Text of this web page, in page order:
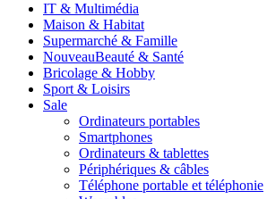
IT & Multimédia
Maison & Habitat
Supermarché & Famille
NouveauBeauté & Santé
Bricolage & Hobby
Sport & Loisirs
Sale
Ordinateurs portables
Smartphones
Ordinateurs & tablettes
Périphériques & câbles
Téléphone portable et téléphonie